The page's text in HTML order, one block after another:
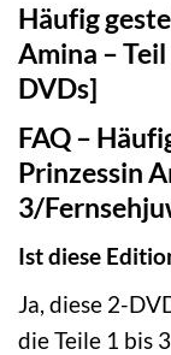
Häufig
Amina –
DVDs]
FAQ –
Prinzessin
3/
Ist diese
Ja, diese 2-
die Teile 1 bis